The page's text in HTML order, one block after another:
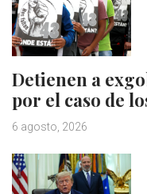
Detienen a
por el caso de
6 agosto, 2026